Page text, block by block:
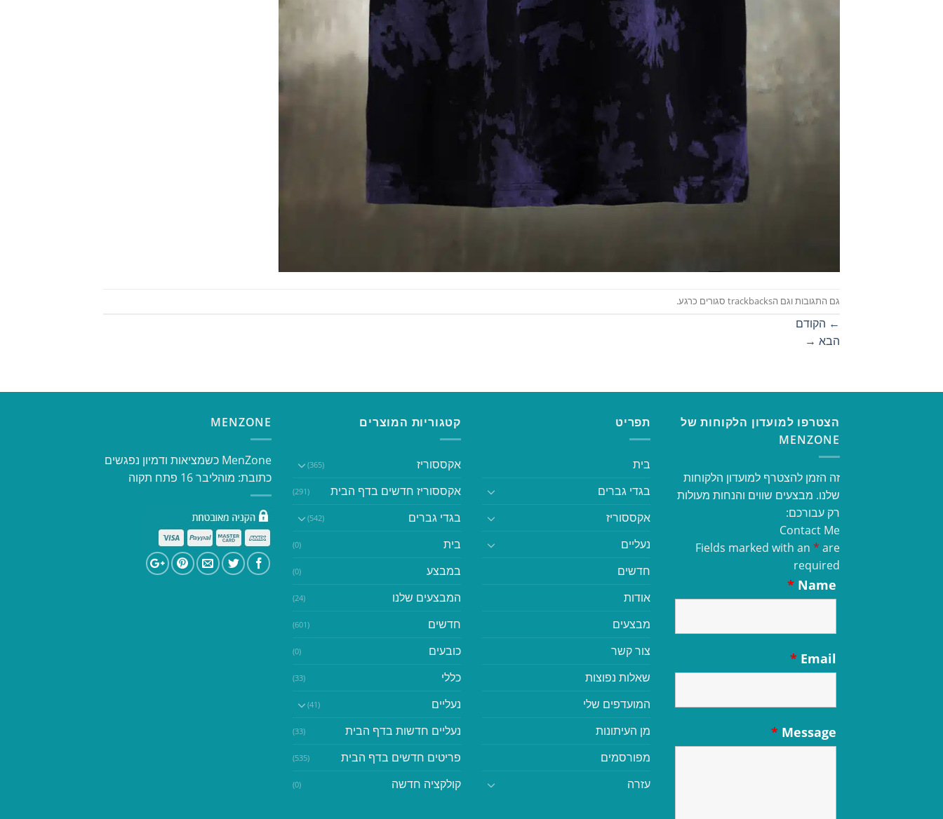
גם התגובות וגם הtrackbacks סגורים כרגע.
← הקודם
הבא →
הצטרפו למועדון הלקוחות של
MENZONE
זה הזמן להצטרף למועדון הלקוחות
שלנו. מבצעים שווים והנחות מעולות
רק עבורכם:
Contact Me
Fields marked with an * are
required
Name
*
Email
*
Message
*
תפריט
בית
בגדי גברים
אקססוריז
נעליים
חדשים
אודות
מבצעים
צור קשר
שאלות נפוצות
המועדפים שלי
מן העיתונות
מפורסמים
עזרה
קטגוריות המוצרים
אקססוריז (365)
אקססוריז חדשים בדף הבית (291)
בגדי גברים (542)
בית (0)
במבצע (0)
המבצעים שלנו (24)
חדשים (601)
כובעים (0)
כללי (33)
נעליים (41)
נעליים חדשות בדף הבית (33)
פריטים חדשים בדף הבית (535)
קולקציה חדשה (0)
MENZONE
​​MenZone כשמציאות ודמיון נפגשים​
כתובת: מוהליבר 16 פתח תקוה